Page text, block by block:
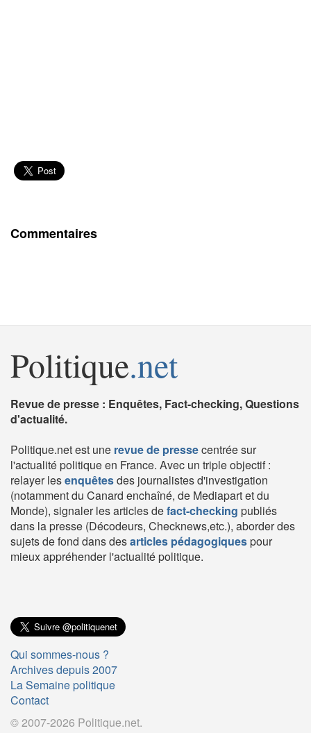
Commentaires
Politique.net
Revue de presse : Enquêtes, Fact-checking, Questions
d'actualité.
Politique.net est une revue de pressecentrée sur
l'actualité politique en France. Avec un triple objectif :
relayer lesenquêtesdes journalistes d'investigation
(notamment du Canard enchaîné, de Mediapart et du
Monde), signaler les articles defact-checking publiés
dans la presse (Décodeurs, Checknews,etc.), aborder des
sujets de fond dans desarticles pédagogiquespour
mieux appréhender l'actualité politique.
Qui sommes-nous ?
Archives depuis 2007
La Semaine politique
Contact
© 2007-2026 Politique.net.